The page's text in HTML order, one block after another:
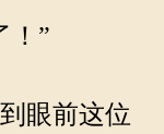
！”
眼前这位